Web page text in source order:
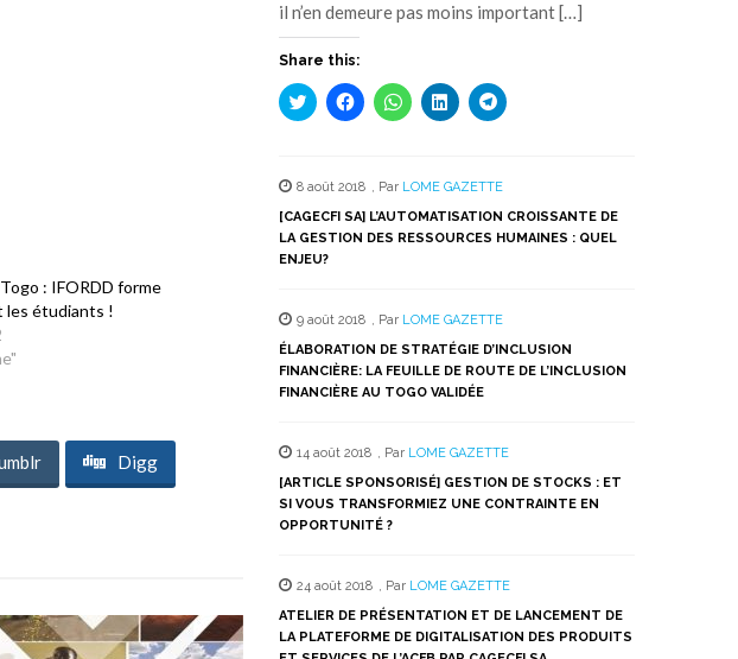
: IFORDD forme
étudiants !
Digg
il n’en demeure pas moins important […]
Share this:
Cliquez
pour
une
nouvelle
fenêtre)
Cliquez
pour
une
nouvelle
fenêtre)
Cliquez
pour
une
nouvelle
fenêtre)
Cliquez
pour
une
nouvelle
fenêtre)
Cliquez
pour
une
nouvelle
fenêtre)
8 août 2018 , Par LOME GAZETTE
[CAGECFI SA] L’AUTOMATISATION CROISSANTE DE
LA GESTION DES RESSOURCES HUMAINES : QUEL
ENJEU?
9 août 2018 , Par LOME GAZETTE
ÉLABORATION DE STRATÉGIE D’INCLUSION
FINANCIÈRE: LA FEUILLE DE ROUTE DE L’INCLUSION
FINANCIÈRE AU TOGO VALIDÉE
14 août 2018 , Par LOME GAZETTE
[ARTICLE SPONSORISÉ] GESTION DE STOCKS : ET
SI VOUS TRANSFORMIEZ UNE CONTRAINTE EN
OPPORTUNITÉ ?
24 août 2018 , Par LOME GAZETTE
ATELIER DE PRÉSENTATION ET DE LANCEMENT DE
LA PLATEFORME DE DIGITALISATION DES PRODUITS